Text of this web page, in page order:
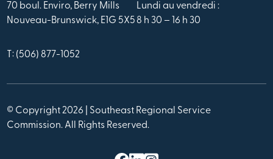
70 boul. Enviro, Berry Mills
Nouveau-Brunswick, E1G 5X5
T: (506) 877-1052
Lundi au vendredi :
8 h 30 – 16 h 30
© Copyright 2026 | Southeast Regional Service
Commission. All Rights Reserved.